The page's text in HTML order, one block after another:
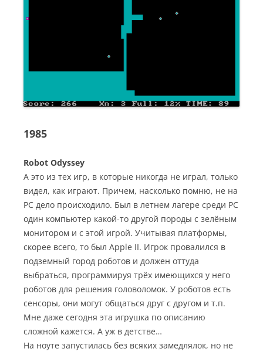
1985
Robot Odyssey
А это из тех игр, в которые никогда не играл, только
видел, как играют. Причем, насколько помню, не на
РС дело происходило. Был в летнем лагере среди РС
один компьютер какой-то другой породы с зелёным
монитором и с этой игрой. Учитывая платформы,
скорее всего, то был Apple II. Игрок провалился в
подземный город роботов и должен оттуда
выбраться, программируя трёх имеющихся у него
роботов для решения головоломок. У роботов есть
сенсоры, они могут общаться друг с другом и т.п.
Мне даже сегодня эта игрушка по описанию
сложной кажется. А уж в детстве…
На ноуте запустилась без всяких замедлялок, но не